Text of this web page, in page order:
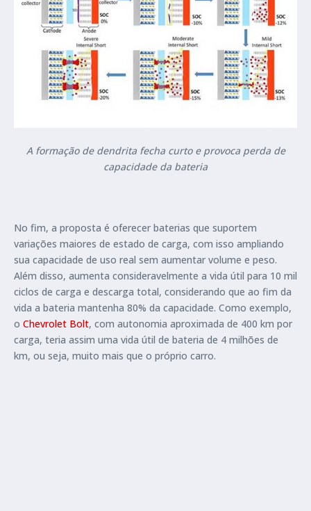
A formação de dendrita fecha curto e provoca perda de
capacidade da bateria
No fim, a proposta é oferecer baterias que suportem
variações maiores de estado de carga, com isso ampliando
sua capacidade de uso real sem aumentar volume e peso.
Além disso, aumenta consideravelmente a vida útil para 10 mil
ciclos de carga e descarga total, considerando que ao fim da
vida a bateria mantenha 80% da capacidade. Como exemplo,
o Chevrolet Bolt, com autonomia aproximada de 400 km por
carga, teria assim uma vida útil de bateria de 4 milhões de
km, ou seja, muito mais que o próprio carro.